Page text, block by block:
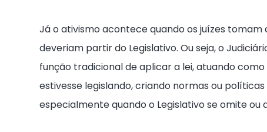
Já o ativismo acontece quando os juízes tomam
deveriam partir do Legislativo. Ou seja, o
função tradicional de aplicar a lei, atuando como
estivesse legislando, criando normas ou
especialmente quando o Legislativo se omite ou